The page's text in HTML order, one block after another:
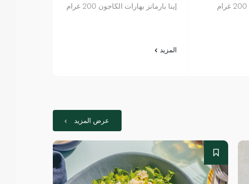
إينا بارمانز بهارات الكاجون 200 غرام
المزيد
عرض المزيد